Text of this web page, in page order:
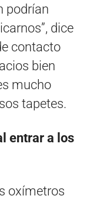
podrían
dice
contacto
bien
mucho
tapetes.
entrar a los
oxímetros